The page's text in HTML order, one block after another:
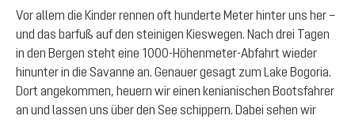
Vor allem die Kinder rennen oft hunderte Meter hinter uns her –
und das barfuß auf den steinigen Kieswegen. Nach drei Tagen
in den Bergen steht eine 1000-Höhenmeter-Abfahrt wieder
hinunter in die Savanne an. Genauer gesagt zum Lake Bogoria.
Dort angekommen, heuern wir einen kenianischen Bootsfahrer
an und lassen uns über den See schippern. Dabei sehen wir